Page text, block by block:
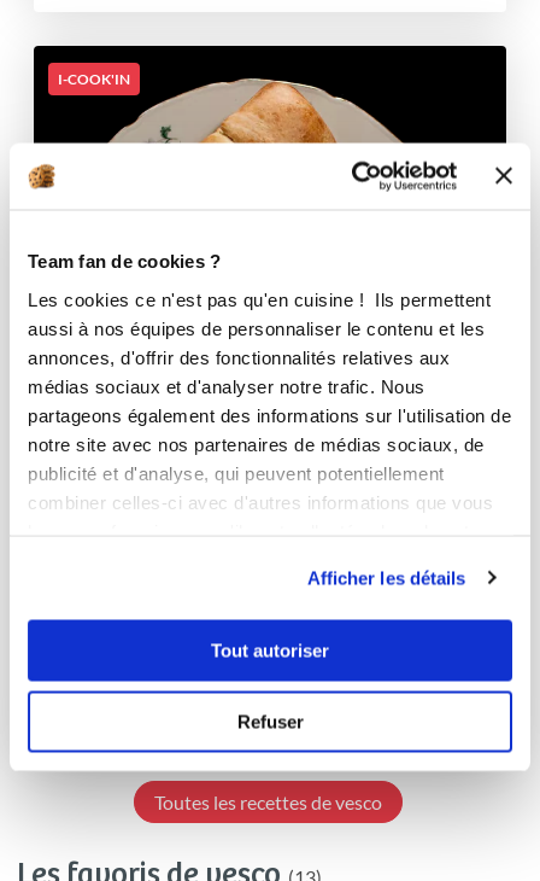
Team fan de cookies ?
Les cookies ce n'est pas qu'en cuisine ! Ils permettent
aussi à nos équipes de personnaliser le contenu et les
annonces, d'offrir des fonctionnalités relatives aux
médias sociaux et d'analyser notre trafic. Nous
partageons également des informations sur l'utilisation de
notre site avec nos partenaires de médias sociaux, de
publicité et d'analyse, qui peuvent potentiellement
combiner celles-ci avec d'autres informations que vous
Afficher les détails
Tout autoriser
Refuser
I-COOK'IN
Conseillère Guy Demarle
Brioche au levain
Délicieux
4
Toutes les recettes de vesco